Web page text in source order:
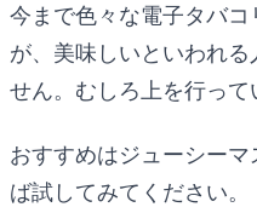
今まで色々な電子タバ
が、美味しいといわれ
せん。むしろ上を行って
おすすめはジューシー
ば試してみてください。